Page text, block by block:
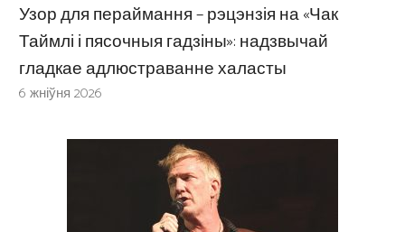
Узор для пераймання – рэцэнзія на «Чак
Таймлі і пясочныя гадзіны»: надзвычай
гладкае адлюстраванне халасты
6 жніўня 2026